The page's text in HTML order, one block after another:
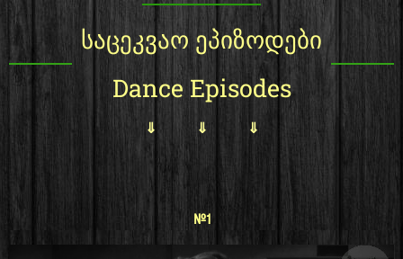
საცეკვაო ეპიზოდები
Dance Episodes
⇓ ⇓ ⇓
#1